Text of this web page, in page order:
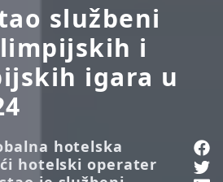
službeni
i
igara u
hotelska
hotelski operater